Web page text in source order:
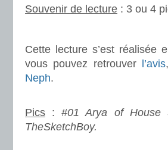
Souvenir de lecture : 3 ou 4
Cette lecture s’est réalisée
vous pouvez retrouver
l’avis
Neph.
Pics :#01 Arya of House
TheSketchBoy.